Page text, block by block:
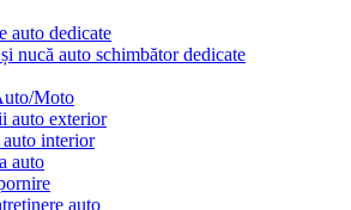
auto dedicate
nucă auto schimbător dedicate
Moto
auto exterior
interior
auto
auto